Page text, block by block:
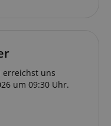
erreichst uns
um 09:30 Uhr.